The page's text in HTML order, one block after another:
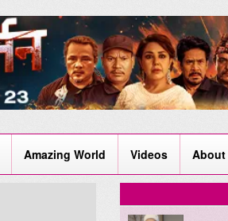
Amazing World Videos About